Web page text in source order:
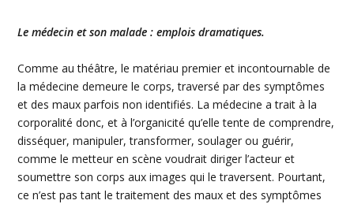
Le médecin et son malade : emplois dramatiques.
Comme au théâtre, le matériau premier etincontournable de
la médecine demeure le corps, traversé par des symptômes
et des maux parfois non identifiés. La médecine a trait à la
corporalité donc, et àl’organicité qu’elle tente de comprendre,
disséquer, manipuler, transformer, soulager ou guérir,
comme le metteur en scène voudrait diriger l’acteur et
soumettre son corps aux images qui le traversent. Pourtant,
ce n’est pas tant le traitement des maux et des symptômes